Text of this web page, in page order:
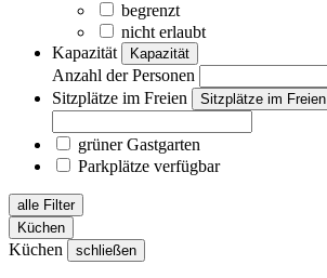
begrenzt
nicht erlaubt
Kapazität
Kapazität
Anzahl der Personen
Sitzplätze im Freien
Sitzplätze im Freien
grüner Gastgarten
Parkplätze verfügbar
alle Filter
Küchen
Küchen schließen